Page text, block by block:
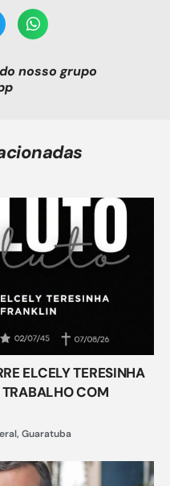
nosso grupo
ELCELY TERESINHA
TRABALHO COM
, Guaratuba